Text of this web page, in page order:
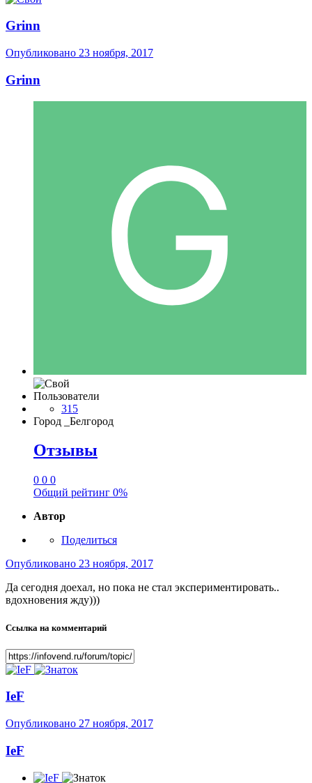
Grinn
Опубликовано 23 ноября, 2017
Grinn
Пользователи
315
Город
_Белгород
Отзывы
0 0 0
Общий рейтинг 0%
Автор
Поделиться
Опубликовано 23 ноября, 2017
Да сегодня доехал, но пока не стал экспериментировать..
вдохновения жду)))
Ссылка на комментарий
IeF
Опубликовано 27 ноября, 2017
IeF